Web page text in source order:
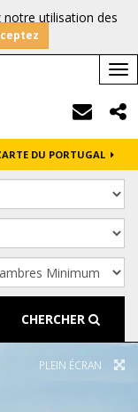
notre utilisation des
DU PORTUGAL
CHERCHER
PLEIN ÉCRAN